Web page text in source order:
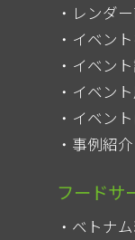
レンダ
イベン
イベン
イベン
イベン
事例紹介
フードサ
ベトナ